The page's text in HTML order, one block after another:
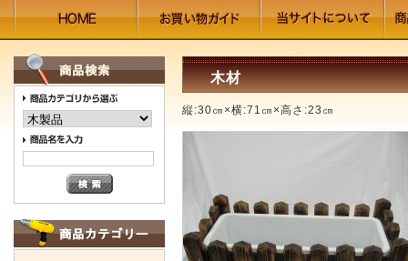
木材
縦:30㎝×横:71㎝×高さ:23㎝